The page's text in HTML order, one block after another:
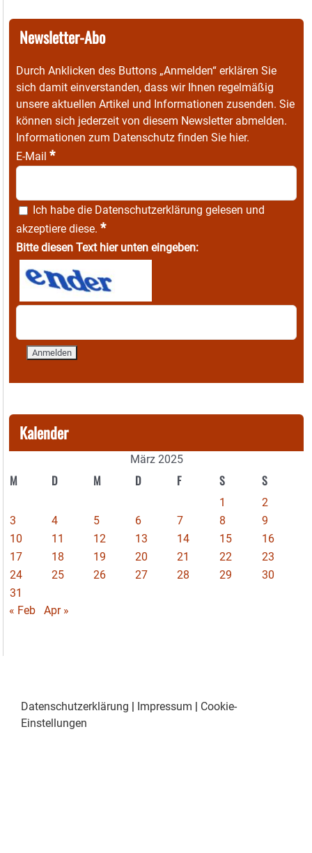
Newsletter-Abo
Durch Anklicken des Buttons „Anmelden“ erklären Sie
sich damit einverstanden, dass wir Ihnen regelmäßig
unsere aktuellen Artikel und Informationen zusenden. Sie
können sich jederzeit von diesem Newsletter abmelden.
Informationen zum Datenschutz finden Sie hier.
E-Mail *
Ich habe die Datenschutzerklärung gelesen und
akzeptiere diese. *
Bitte diesen Text hier unten eingeben:
Kalender
März 2025
M D M D F S S
1
2
3
4 5 6 7 8
9
10
11 12 13 14 15
16
17
18 19 20 21 22
23
24
25 26 27 28 29
30
31
« Feb
Apr »
Datenschutzerklärung | Impressum | Cookie-
Einstellungen